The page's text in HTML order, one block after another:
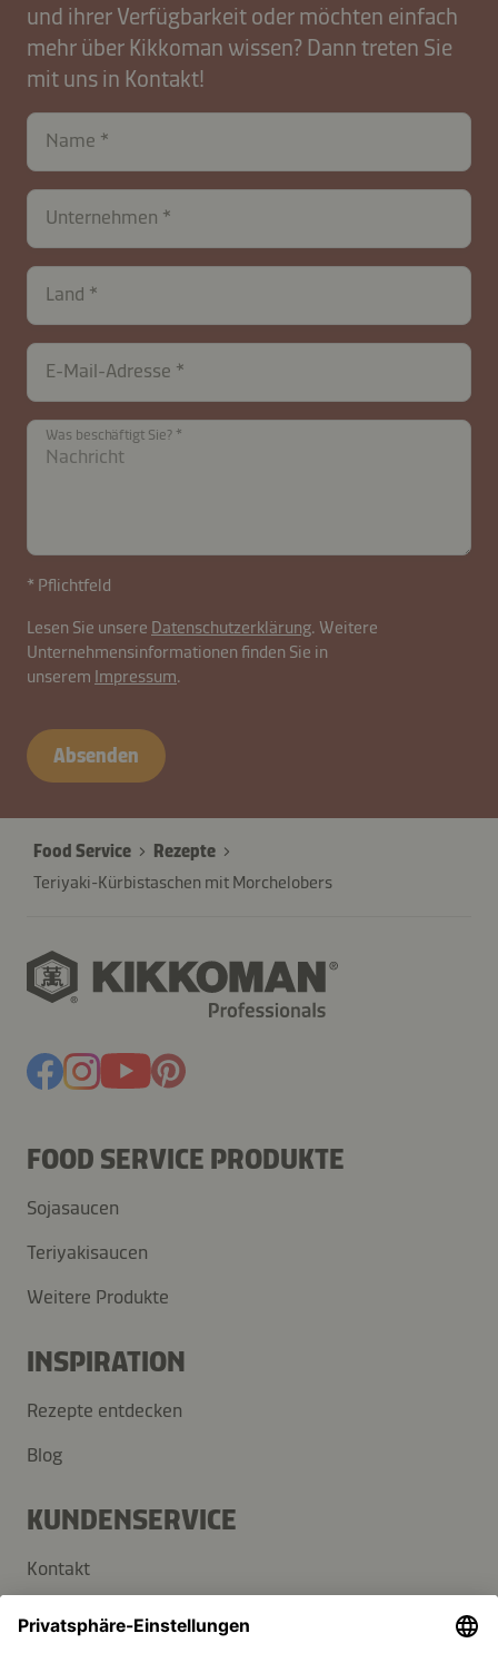
und ihrer Verfügbarkeit oder möchten einfach
mehr über Kikkoman wissen? Dann treten Sie
mit uns in Kontakt!
Name
Unternehmen
Land
E-Mail-Adresse
contactAT-
B2B-
Was beschäftigt Sie?
* Pflichtfeld
Lesen Sie unsere Datenschutzerklärung. Weitere
Unternehmensinformationen finden Sie in
unserem Impressum.
Absenden
Food Service
Rezepte
Teriyaki-Kürbistaschen mit Morchelobers
FOOD SERVICE PRODUKTE
Sojasaucen
Teriyakisaucen
Weitere Produkte
INSPIRATION
Rezepte entdecken
Blog
KUNDENSERVICE
Kontakt
FAQ